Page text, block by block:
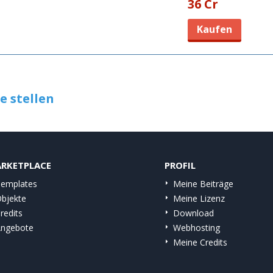
36 Cr
Kaufen
stellen
PROFIL
Meine Beiträge
Meine Lizenz
Download
Webhosting
Meine Credits